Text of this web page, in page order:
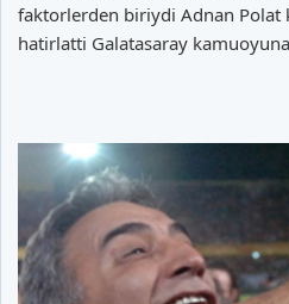
n
h
i
faktorlerden biriydi Adnan Polat
hatirlatti Galatasaray